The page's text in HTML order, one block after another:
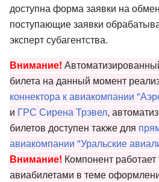
доступна форма заявки на
поступающие заявки
эксперт субагентства.
Внимание!
билета на данный момент
коннектора к авиакомпании
и ГРС Сирена Трэвел,
билетов доступен также для
авиакомпании "Уральские
Внимание! Компонент работает
авиабилетами в теме